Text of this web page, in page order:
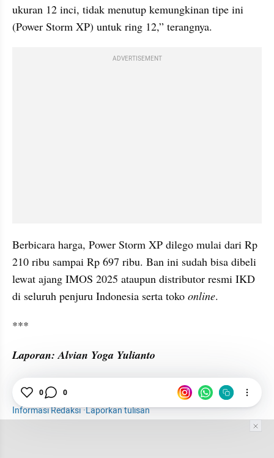
ukuran 12 inci, tidak menutup kemungkinan tipe ini
(Power Storm XP) untuk ring 12,” terangnya.
ADVERTISEMENT
Berbicara harga, Power Storm XP dilego mulai dari Rp
210 ribu sampai Rp 697 ribu. Ban ini sudah bisa dibeli
lewat ajang IMOS 2025 ataupun distributor resmi IKD
di seluruh penjuru Indonesia serta toko online.
***
Laporan: Alvian Yoga Yulianto
Otomotif
Swallow
Informasi Redaksi·Laporkan tulisan
0 0